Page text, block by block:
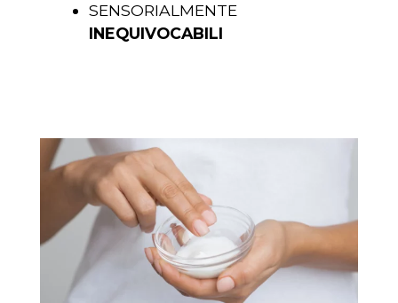
SENSORIALMENTE
INEQUIVOCABILI